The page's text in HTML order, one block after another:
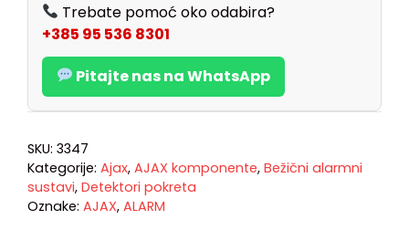
Trebate pomoć oko odabira?
+385 95 536 8301
Pitajte nas na WhatsApp
SKU: 3347
Kategorije: Ajax, AJAX komponente, Bežični alarmni
sustavi, Detektori pokreta
Oznake: AJAX, ALARM